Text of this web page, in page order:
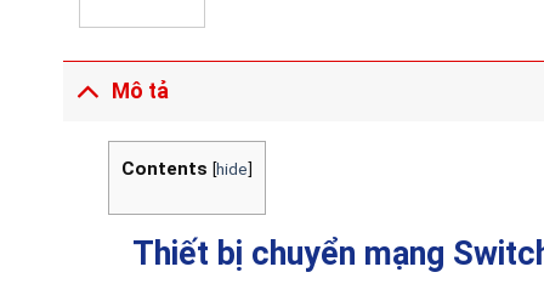
Mô tả
Contents [hide]
Thiết bị chuyển mạng